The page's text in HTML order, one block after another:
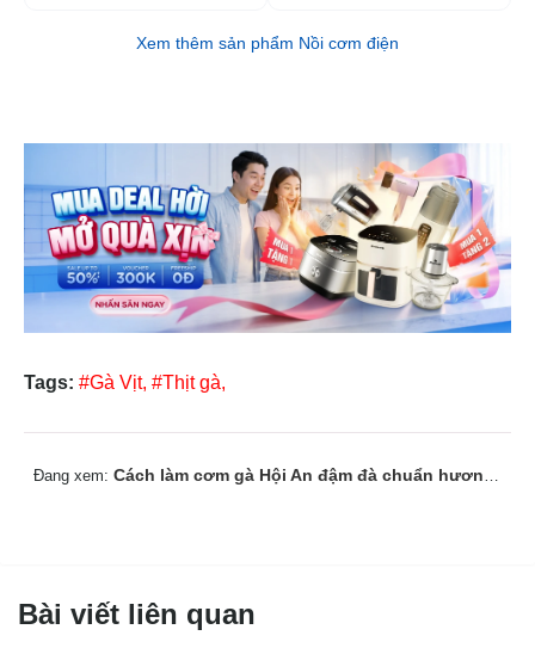
Xem thêm sản phẩm Nồi cơm điện
Tags: #Gà Vịt, #Thịt gà,
Đang xem: Cách làm cơm gà Hội An đậm đà chuẩn hương vị phố cổ
Bài viết liên quan